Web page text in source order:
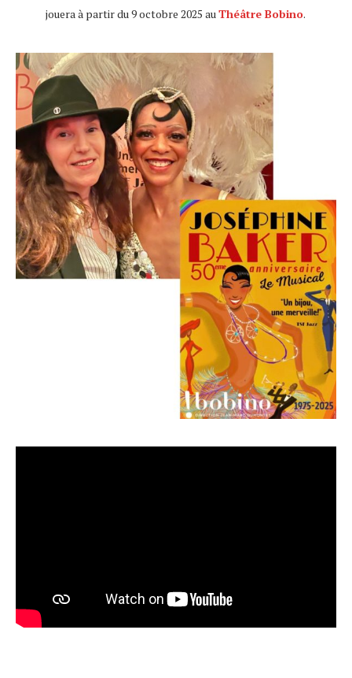
jouera à partir du 9 octobre 2025 auThéâtre Bobino.